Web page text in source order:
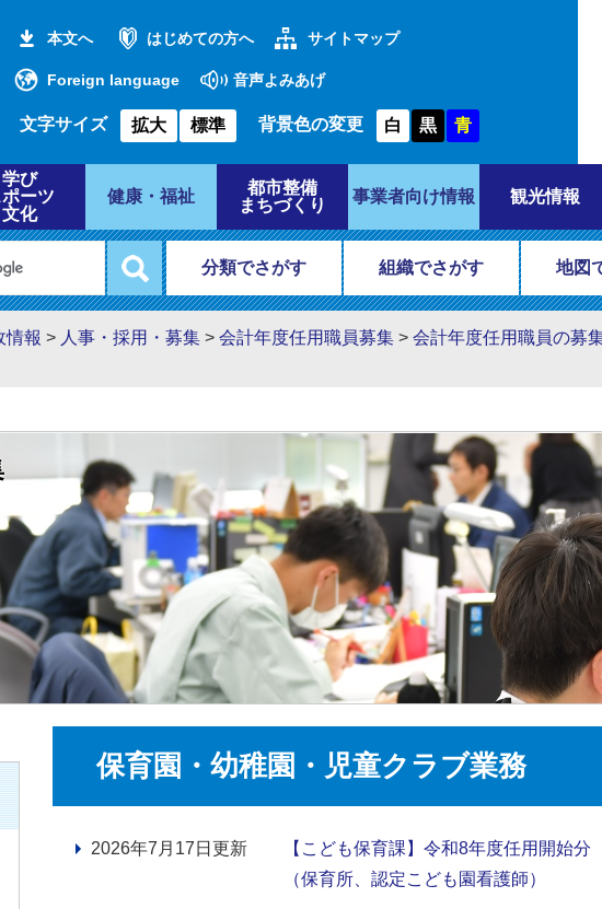
本文へ はじめての方へ サイトマップ
Foreign language 音声よみあげ
文字サイズ 拡大 標準 背景色の変更 白 黒 青
学び
ポーツ
文化
健康・福祉
都市整備
まちづくり
事業者向け情報 観光情報
分類でさがす 組織でさがす 地図
情報 > 人事・採用・募集 > 会計年度任用職員募集 > 会計年度任用職員の募
保育園・幼稚園・児童クラブ業務
2026年7月17日更新
【こども保育課】令和8年度任用開始
（保育所、認定こども園看護師）